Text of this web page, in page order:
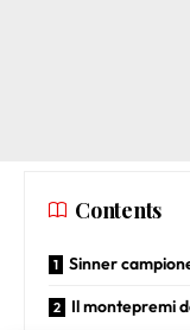
Contents
Sinner
Il montepremi